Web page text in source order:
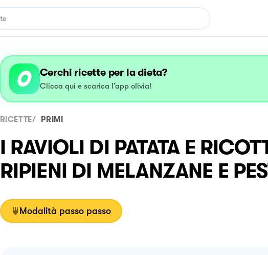
Cerchi ricette per la dieta?
Clicca qui e scarica l’app olivia!
RICETTE/ PRIMI
I RAVIOLI DI PATATA E
RIPIENI DI MELANZANE E
Modalità passo passo